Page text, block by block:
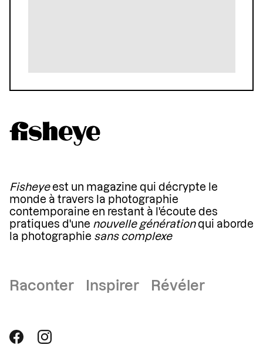
Fisheyeest un magazine qui décrypte le
monde à travers la photographie
contemporaine en restant à l'écoute des
pratiques d'une nouvelle générationqui aborde
la photographie sans complexe
Raconter Inspirer Révéler